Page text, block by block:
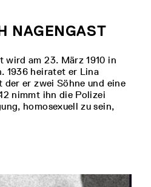
NAGENGAST
wird am 23. März 1910 in
1936 heiratet er Lina
er zwei Söhne und eine
nimmt ihn die Polizei
homosexuell zu sein,